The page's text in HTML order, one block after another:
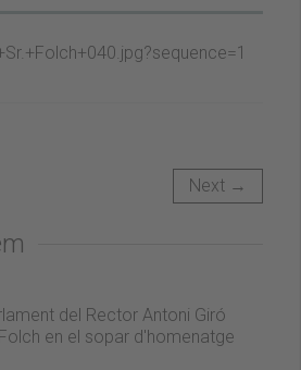
Next →
del Rector Antoni Giró
en el sopar d'homenatge